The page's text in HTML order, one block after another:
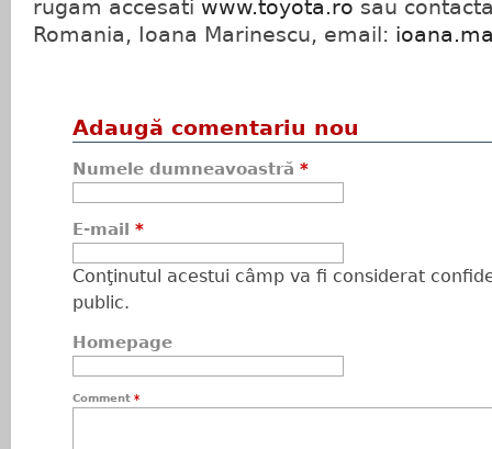
rugam accesati www.toyota.ro sau
Romania, Ioana Marinescu, email:
Adaugă comentariu nou
Numele dumneavoastră *
E-mail *
Conţinutul acestui câmp va fi considerat
public.
Homepage
Comment *